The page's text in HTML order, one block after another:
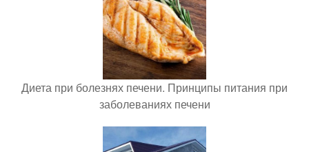
Диета при болезнях печени. Принципы питания при
заболеваниях печени